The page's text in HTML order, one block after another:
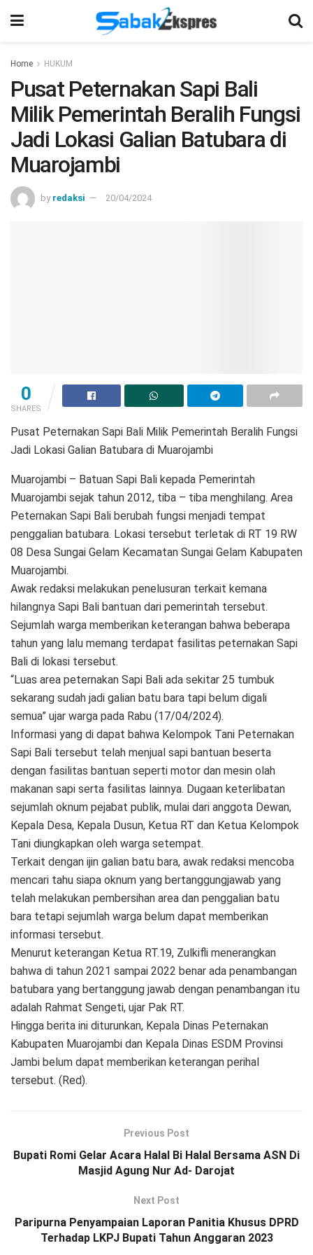
Home HUKUM
Pusat Peternakan Sapi Bali
Milik Pemerintah Beralih Fungsi
Jadi Lokasi Galian Batubara di
Muarojambi
by redaksi 20/04/2024
0
SHARES
Pusat Peternakan Sapi Bali Milik Pemerintah Beralih Fungsi
Jadi Lokasi Galian Batubara di Muarojambi
Muarojambi – Batuan Sapi Bali kepada Pemerintah
Muarojambi sejak tahun 2012, tiba – tiba menghilang. Area
Peternakan Sapi Bali berubah fungsi menjadi tempat
penggalian batubara. Lokasi tersebut terletak di RT 19 RW
08 Desa Sungai Gelam Kecamatan Sungai Gelam Kabupaten
Muarojambi.
Awak redaksi melakukan penelusuran terkait kemana
hilangnya Sapi Bali bantuan dari pemerintah tersebut.
Sejumlah warga memberikan keterangan bahwa beberapa
tahun yang lalu memang terdapat fasilitas peternakan Sapi
Bali di lokasi tersebut.
“Luas area peternakan Sapi Bali ada sekitar 25 tumbuk
sekarang sudah jadi galian batu bara tapi belum digali
semua” ujar warga pada Rabu (17/04/2024).
Informasi yang di dapat bahwa Kelompok Tani Peternakan
Sapi Bali tersebut telah menjual sapi bantuan beserta
dengan fasilitas bantuan seperti motor dan mesin olah
makanan sapi serta fasilitas lainnya. Dugaan keterlibatan
sejumlah oknum pejabat publik, mulai dari anggota Dewan,
Kepala Desa, Kepala Dusun, Ketua RT dan Ketua Kelompok
Tani diungkapkan oleh warga setempat.
Terkait dengan ijin galian batu bara, awak redaksi mencoba
mencari tahu siapa oknum yang bertanggungjawab yang
telah melakukan pembersihan area dan penggalian batu
bara tetapi sejumlah warga belum dapat memberikan
informasi tersebut.
Menurut keterangan Ketua RT.19, Zulkifli menerangkan
bahwa di tahun 2021 sampai 2022 benar ada penambangan
batubara yang bertanggung jawab dengan penambangan itu
adalah Rahmat Sengeti, ujar Pak RT.
Hingga berita ini diturunkan, Kepala Dinas Peternakan
Kabupaten Muarojambi dan Kepala Dinas ESDM Provinsi
Jambi belum dapat memberikan keterangan perihal
tersebut. (Red).
Previous Post
Bupati Romi Gelar Acara Halal Bi Halal Bersama ASN Di
Masjid Agung Nur Ad- Darojat
Next Post
Paripurna Penyampaian Laporan Panitia Khusus DPRD
Terhadap LKPJ Bupati Tahun Anggaran 2023